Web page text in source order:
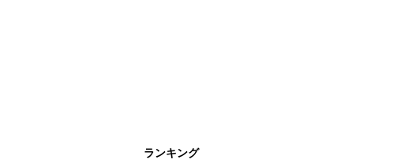
ランキング